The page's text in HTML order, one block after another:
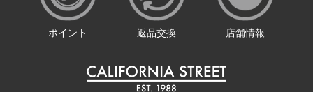
ポイント 返品交換 店舗情報